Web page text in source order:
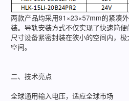
两款产品均采用91×23×57mm的紧凑
装。导轨安装方式不仅实现了快速简
尺寸设备紧密封装在狭小的空间内，
空间。
二、技术亮点
全球通用输入电压，适应全球市场